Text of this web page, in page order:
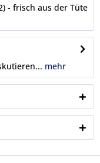
- frisch aus der Tüte
mehr